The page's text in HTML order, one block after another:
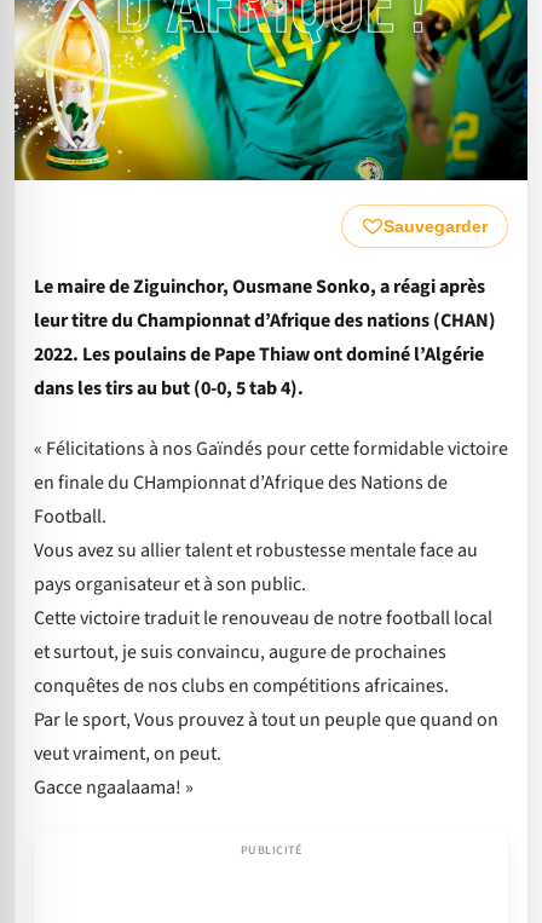
Sauvegarder
Le maire de Ziguinchor, Ousmane Sonko, a réagi après
leur titre du Championnat d’Afrique des nations (CHAN)
2022. Les poulains de Pape Thiaw ont dominé l’Algérie
dans les tirs au but (0-0, 5 tab 4).
« Félicitations à nos Gaïndés pour cette formidable victoire
en finale du CHampionnat d’Afrique des Nations de
Football.
Vous avez su allier talent et robustesse mentale face au
pays organisateur et à son public.
Cette victoire traduit le renouveau de notre football local
et surtout, je suis convaincu, augure de prochaines
conquêtes de nos clubs en compétitions africaines.
Par le sport, Vous prouvez à tout un peuple que quand on
veut vraiment, on peut.
Gacce ngaalaama! »